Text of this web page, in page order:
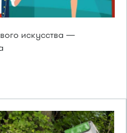
искусства —